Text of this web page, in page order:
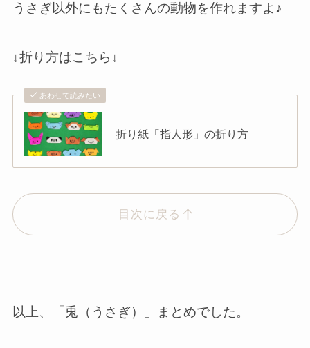
うさぎ以外にもたくさんの動物を作れますよ♪
↓折り方はこちら↓
あわせて読みたい
折り紙「指人形」の折り方
目次に戻る
以上、「兎（うさぎ）」まとめでした。